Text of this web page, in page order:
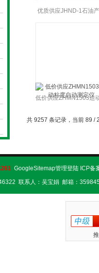
优质供应JHND-1石油
低价供应ZHMN1503运
共 9257 条记录，当前 89 /
GoogleSitemap管理登陆 ICP备
联系人：吴宝娟 邮箱：